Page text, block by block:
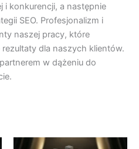
i konkurencji, a następnie
SEO. Profesjonalizm i
naszej pracy, które
rezultaty dla naszych klientów.
w dążeniu do